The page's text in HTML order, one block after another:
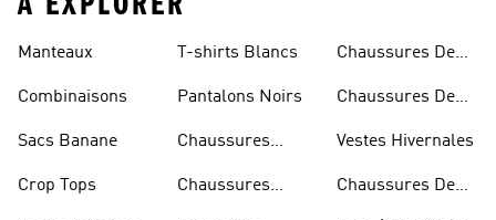
Manteaux
Combinaisons
Sacs Banane
Crop Tops
T-shirts Blancs
Pantalons Noirs
Chaussures
Chaussures
Chaussures De
Chaussures De
Vestes Hivernales
Chaussures De